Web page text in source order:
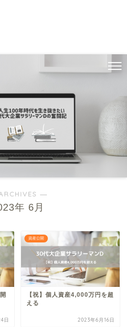
―
年 6月
日
資産公開
【祝】個人資産4,000万円を超
える
2023年6月16日